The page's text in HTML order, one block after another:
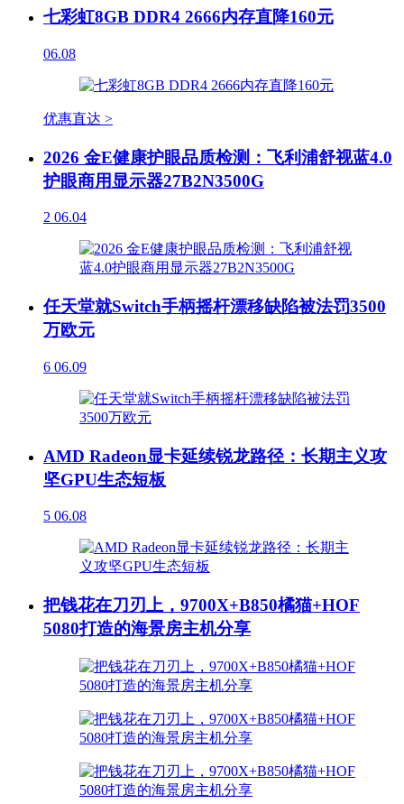
七彩虹8GB DDR4 2666内存直降160元
06.08
优惠直达 >
2026 金E健康护眼品质检测：飞利浦舒视蓝4.0
护眼商用显示器27B2N3500G
2 06.04
任天堂就Switch手柄摇杆漂移缺陷被法罚3500
万欧元
6 06.09
AMD Radeon显卡延续锐龙路径：长期主义攻
坚GPU生态短板
5 06.08
把钱花在刀刃上，9700X+B850橘猫+HOF
5080打造的海景房主机分享